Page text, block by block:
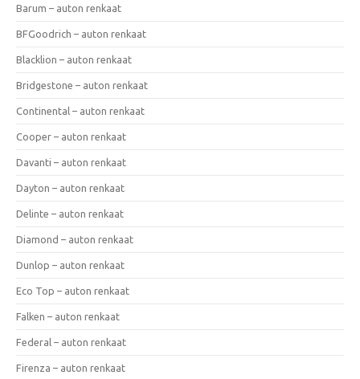
Barum – auton renkaat
BFGoodrich – auton renkaat
Blacklion – auton renkaat
Bridgestone – auton renkaat
Continental – auton renkaat
Cooper – auton renkaat
Davanti – auton renkaat
Dayton – auton renkaat
Delinte – auton renkaat
Diamond – auton renkaat
Dunlop – auton renkaat
Eco Top – auton renkaat
Falken – auton renkaat
Federal – auton renkaat
Firenza – auton renkaat